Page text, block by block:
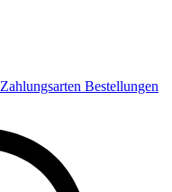
Zahlungsarten Bestellungen